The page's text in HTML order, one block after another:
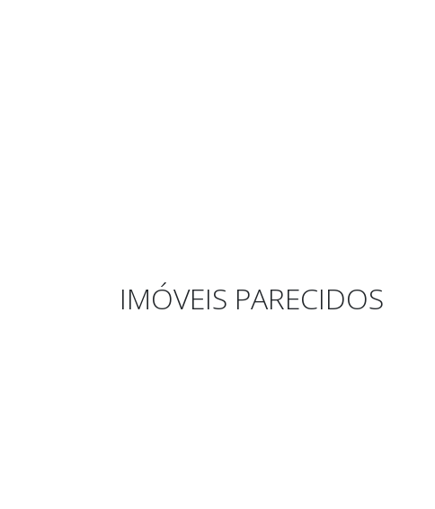
IMÓVEIS PARECIDOS